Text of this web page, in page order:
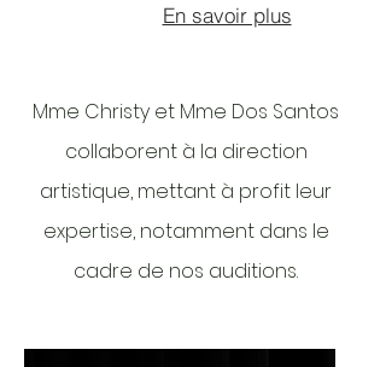
En savoir plus
Mme Christy et Mme Dos Santos
collaborent à la direction
artistique, mettant à profit leur
expertise, notamment dans le
cadre de nos auditions.